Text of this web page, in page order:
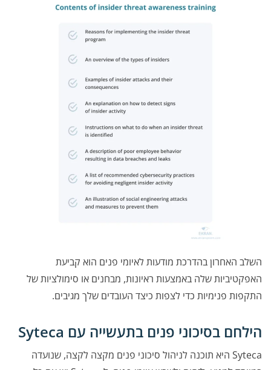
השלב האחרון בהדרכת מודעות לאיומי פנים הוא קביעת
האפקטיביות שלה באמצעות ראיונות, מבחנים או סימולציות של
התקפות פנימיות כדי לצפות כיצד העובדים שלך מגיבים.
הילחם בסיכוני פנים בתעשייה עם Syteca
Syteca היא תוכנה לניהול סיכוני פנים מקצה לקצה, שנועדה